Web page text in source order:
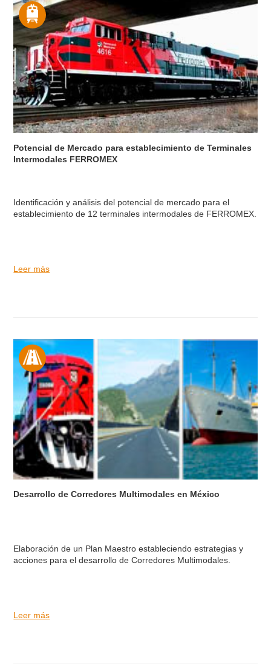
Potencial de Mercado para establecimiento de Terminales
Intermodales FERROMEX
Identificación y análisis del potencial de mercado para el
establecimiento de 12 terminales intermodales de FERROMEX.
Leer más
Desarrollo de Corredores Multimodales en México
Elaboración de un Plan Maestro estableciendo estrategias y
acciones para el desarrollo de Corredores Multimodales.
Leer más